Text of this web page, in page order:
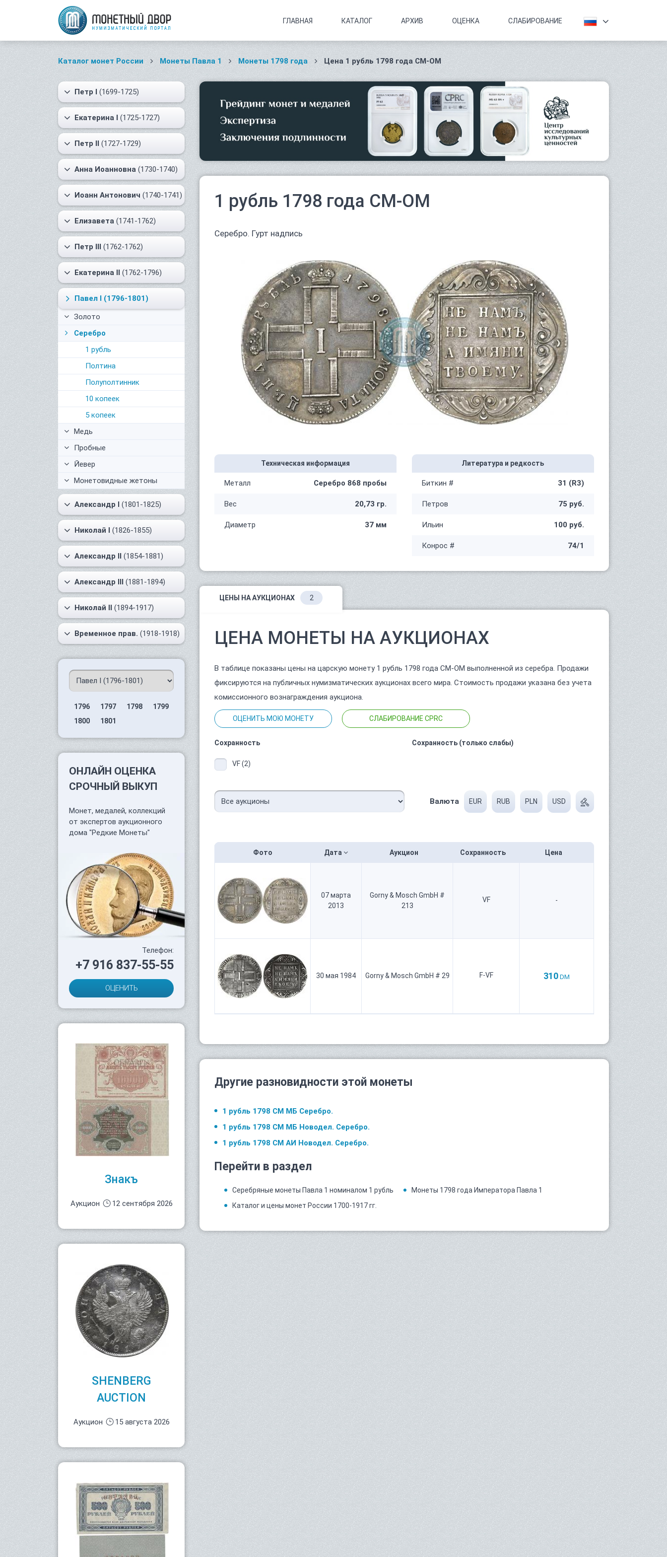
ГЛАВНАЯ КАТАЛОГ АРХИВ ОЦЕНКА СЛАБИРОВАНИЕ
Каталог монет России Монеты Павла 1 Монеты 1798 года Цена 1 рубль 1798 года СМ-ОМ
Петр I (1699-1725)
Екатерина I (1725-1727)
Петр II (1727-1729)
Анна Иоанновна (1730-1740)
Иоанн Антонович (1740-1741)
Елизавета (1741-1762)
Петр III (1762-1762)
Екатерина II (1762-1796)
Павел I (1796-1801)
Золото
Серебро
1 рубль
Полтина
Полуполтинник
10 копеек
5 копеек
Медь
Пробные
Йевер
Монетовидные жетоны
Александр I (1801-1825)
Николай I (1826-1855)
Александр II (1854-1881)
Александр III (1881-1894)
Николай II (1894-1917)
Временное прав. (1918-1918)
1796 1797 1798
1799
1800
1801
ОНЛАЙН ОЦЕНКА
СРОЧНЫЙ ВЫКУП
Монет, медалей, коллекций
от экспертов аукционного
дома "Редкие Монеты"
Телефон:
+7 916 837-55-55
ОЦЕНИТЬ
Знакъ
Аукцион 12 сентября 2026
SHENBERG
AUCTION
Аукцион 15 августа 2026
1 рубль 1798 года СМ-ОМ
Серебро. Гурт надпись
Техническая информация
Металл Серебро 868 пробы
Вес 20,73 гр.
Диаметр 37 мм
Литература и редкость
Биткин # 31 (R3)
Петров 75 руб.
Ильин 100 руб.
Конрос # 74/1
ЦЕНЫ НА АУКЦИОНАХ 2
ЦЕНА МОНЕТЫ НА АУКЦИОНАХ
В таблице показаны цены на царскую монету 1 рубль 1798 года СМ-ОМ выполненной из серебра. Продажи
фиксируются на публичных нумизматических аукционах всего мира. Стоимость продажи указана без учета
комиссионного вознаграждения аукциона.
ОЦЕНИТЬ МОЮ МОНЕТУ СЛАБИРОВАНИЕ CPRC
Сохранность
VF (2)
Сохранность (только слабы)
Валюта EUR RUB PLN USD
Фото Дата Аукцион Сохранность Цена
07 марта
2013
Gorny & Mosch GmbH #
213
VF -
30 мая 1984 Gorny & Mosch GmbH # 29 F-VF 310 DM
Другие разновидности этой монеты
1 рубль 1798 СМ МБ Серебро.
1 рубль 1798 СМ МБ Новодел. Серебро.
1 рубль 1798 СМ АИ Новодел. Серебро.
Перейти в раздел
Серебряные монеты Павла 1 номиналом 1 рубль
Монеты 1798 года Императора Павла 1
Каталог и цены монет России 1700-1917 гг.